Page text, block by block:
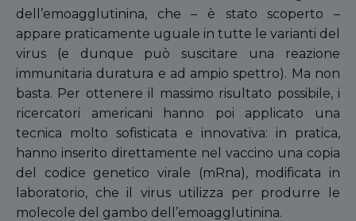
dell’emoagglutinina, che – è stato scoperto –
appare praticamente uguale in tutte le varianti del
virus (e dunque può suscitare una reazione
immunitaria duratura e ad ampio spettro). Ma non
basta. Per ottenere il massimo risultato possibile, i
ricercatori americani hanno poi applicato una
tecnica molto sofisticata e innovativa: in pratica,
hanno inserito direttamente nel vaccino una copia
del codice genetico virale (mRna), modificata in
laboratorio, che il virus utilizza per produrre le
molecole del gambo dell’emoagglutinina.